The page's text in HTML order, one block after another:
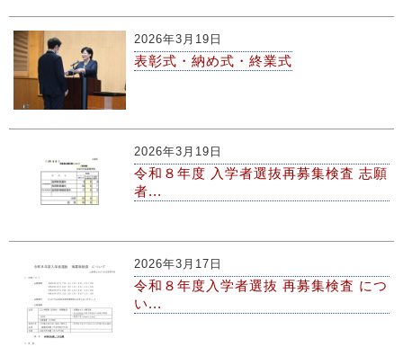
2026年3月19日
表彰式・納め式・終業式
2026年3月19日
令和８年度 入学者選抜再募集検査 志願
者...
2026年3月17日
令和８年度入学者選抜 再募集検査 につ
い...